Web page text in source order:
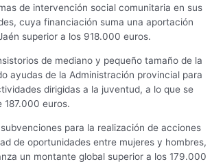
de intervención social comunitaria en sus
cuya financiación suma una aportación
superior a los 918.000 euros.
de mediano y pequeño tamaño de la
ayudas de la Administración provincial para
dirigidas a la juventud, a lo que se
187.000 euros.
para la realización de acciones
de oportunidades entre mujeres y hombres,
un montante global superior a los 179.000